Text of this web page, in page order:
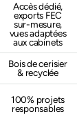
Accès dédié,
exports FEC
sur-mesure,
vues adaptées
aux cabinets
Bois de cerisier
& recyclée
100% projets
responsables